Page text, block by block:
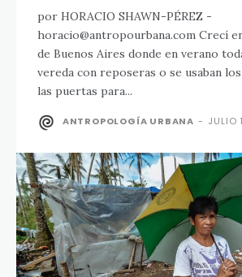
por HORACIO SHAWN-PÉREZ -
horacio@antropourbana.com Crecí en un suburbio
de Buenos Aires donde en verano
vereda con reposeras o se usaban
las puertas para...
ANTROPOLOGÍA URBANA - JULIO